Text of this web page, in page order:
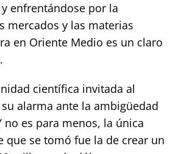
enfrentándose por la
mercados y las materias
en Oriente Medio es un claro
científica invitada al
alarma ante la ambigüedad
no es para menos, la única
que se tomó fue la de crear un